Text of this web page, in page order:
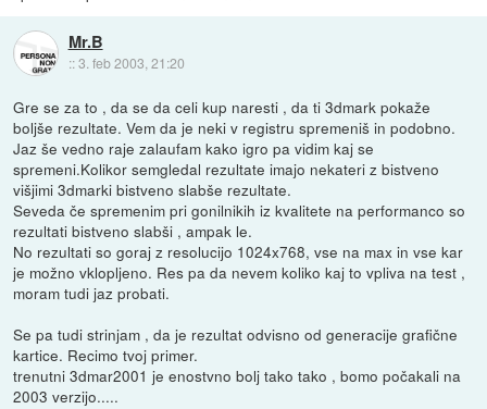
Mr.B
::3. feb 2003, 21:20
Gre se za to , da se da celi kup naresti , da ti 3dmark pokaže
boljše rezultate. Vem da je neki v registru spremeniš in podobno.
Jaz še vedno raje zalaufam kako igro pa vidim kaj se
spremeni.Kolikor semgledal rezultate imajo nekateri z bistveno
višjimi 3dmarki bistveno slabše rezultate.
Seveda če spremenim pri gonilnikih iz kvalitete na performanco so
rezultati bistveno slabši , ampak le.
No rezultati so goraj z resolucijo 1024x768, vse na max in vse kar
je možno vklopljeno. Res pa da nevem koliko kaj to vpliva na test ,
moram tudi jaz probati.
Se pa tudi strinjam , da je rezultat odvisno od generacije grafične
kartice. Recimo tvoj primer.
trenutni 3dmar2001 je enostvno bolj tako tako , bomo počakali na
2003 verzijo.....